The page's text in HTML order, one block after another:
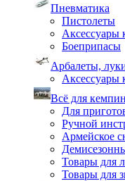
Пневматика
Пистолеты
Аксессуары
Боеприпасы
Арбалеты,
Аксессуары
Всё для
Для
Ручной
Армейское
Товары для
Товары для